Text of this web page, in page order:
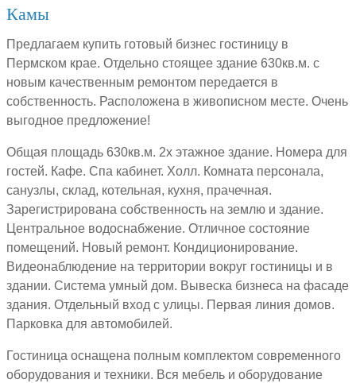
Камы
Предлагаем купить готовый бизнес гостиницу в
Пермском крае. Отдельно стоящее здание 630кв.м. с
новым качественным ремонтом передается в
собственность. Расположена в живописном месте. Очень
выгодное предложение!
Общая площадь 630кв.м. 2х этажное здание. Номера для
гостей. Кафе. Спа кабинет. Холл. Комната персонала,
санузлы, склад, котельная, кухня, прачечная.
Зарегистрирована собственность на землю и здание.
Центральное водоснабжение. Отличное состояние
помещений. Новый ремонт. Кондиционирование.
Видеонаблюдение на территории вокруг гостиницы и в
здании. Система умный дом. Вывеска бизнеса на фасаде
здания. Отдельный вход с улицы. Первая линия домов.
Парковка для автомобилей.
Гостиница оснащена полным комплектом современного
оборудования и техники. Вся мебель и оборудование